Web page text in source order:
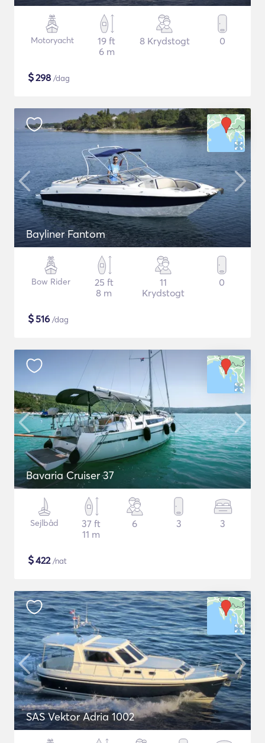
Motoryacht
19 ft
6 m
8 Krydstogt 0
$298 /dag
Bayliner Fantom
Bow Rider
25 ft
8 m
11
Krydstogt
0
$516 /dag
Bavaria Cruiser 37
Sejlbåd
37 ft
11 m
6 3 3
$422/nat
SAS Vektor Adria 1002